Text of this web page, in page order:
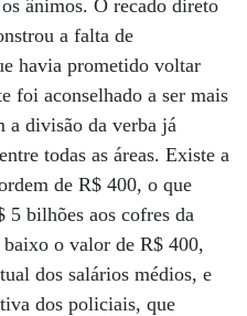
ânimos. O recado direto
a falta de
havia prometido voltar
foi aconselhado a ser mais
a divisão da verba já
todas as áreas. Existe a
de R$ 400, o que
5 bilhões aos cofres da
o valor de R$ 400,
dos salários médios, e
dos policiais, que